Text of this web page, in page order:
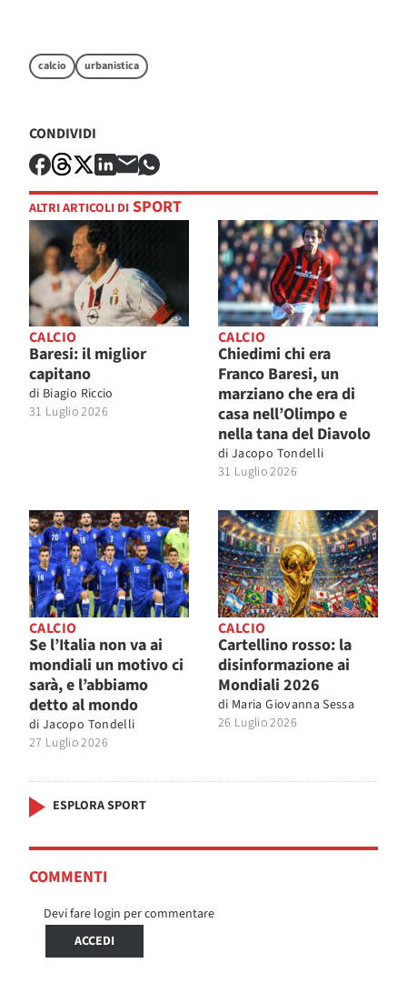
calcio urbanistica
CONDIVIDI
ALTRI ARTICOLI DI SPORT
CALCIO
Baresi: il miglior
capitano
di Biagio Riccio
31 Luglio 2026
CALCIO
Chiedimi chi era
Franco Baresi, un
marziano che era di
casa nell’Olimpo e
nella tana del Diavolo
di Jacopo Tondelli
31 Luglio 2026
CALCIO
Se l’Italia non va ai
mondiali un motivo ci
sarà, e l’abbiamo
detto al mondo
di Jacopo Tondelli
27 Luglio 2026
CALCIO
Cartellino rosso: la
disinformazione ai
Mondiali 2026
di Maria Giovanna Sessa
26 Luglio 2026
ESPLORA SPORT
COMMENTI
Devi fare login per commentare
ACCEDI